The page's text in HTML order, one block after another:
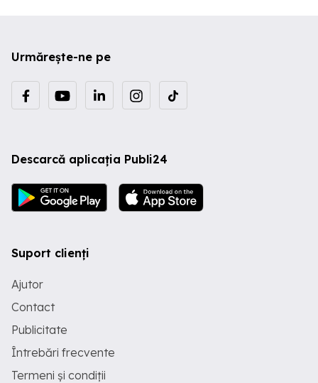
Urmărește-ne pe
Descarcă aplicația Publi24
Suport clienți
Ajutor
Contact
Publicitate
Întrebări frecvente
Termeni și condiții